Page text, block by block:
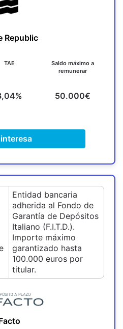
Republic
TAE
Saldo máximo a
remunerar
50.000€
Entidad bancaria
adherida al Fondo de
Garantía de Depósitos
Italiano (F.I.T.D.).
Importe máximo
garantizado hasta
100.000 euros por
titular.